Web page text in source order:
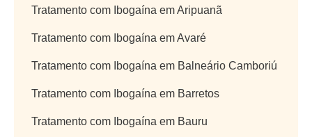
Tratamento com Ibogaína em Aripuanã
Tratamento com Ibogaína em Avaré
Tratamento com Ibogaína em Balneário Camboriú
Tratamento com Ibogaína em Barretos
Tratamento com Ibogaína em Bauru